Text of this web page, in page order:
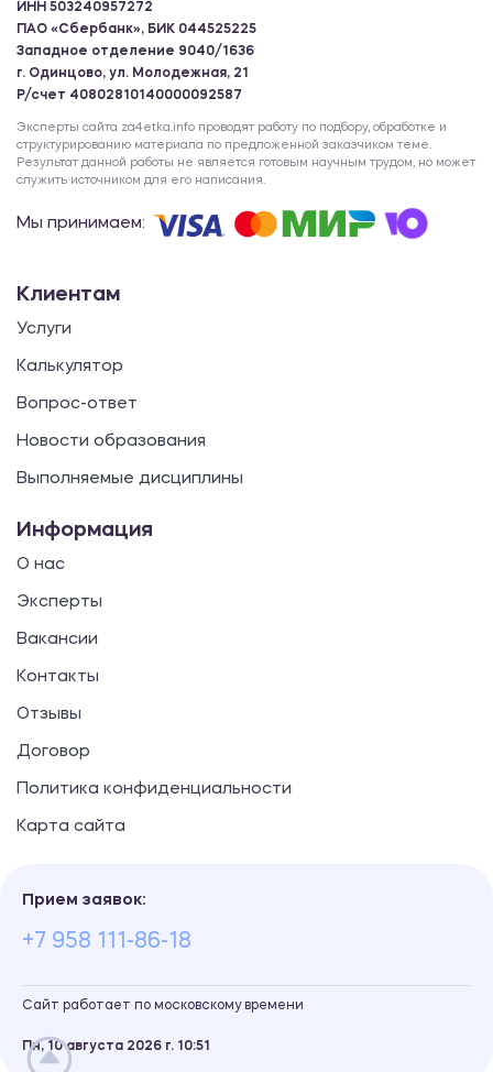
ИНН 503240957272
ПАО «Сбербанк», БИК 044525225
Западное отделение 9040/1636
г. Одинцово, ул. Молодежная, 21
Р/счет 40802810140000092587
Эксперты сайта za4etka.info проводят работу по подбору, обработке и
структурированию материала по предложенной заказчиком теме.
Результат данной работы не является готовым научным трудом, но может
служить источником для его написания.
Мы принимаем:
Клиентам
Услуги
Калькулятор
Вопрос-ответ
Новости образования
Выполняемые дисциплины
Информация
О нас
Эксперты
Вакансии
Контакты
Отзывы
Договор
Политика конфиденциальности
Карта сайта
Прием заявок:
+7 958 111-86-18
Сайт работает по московскому времени
Пн, 10 августа 2026 г. 10:51